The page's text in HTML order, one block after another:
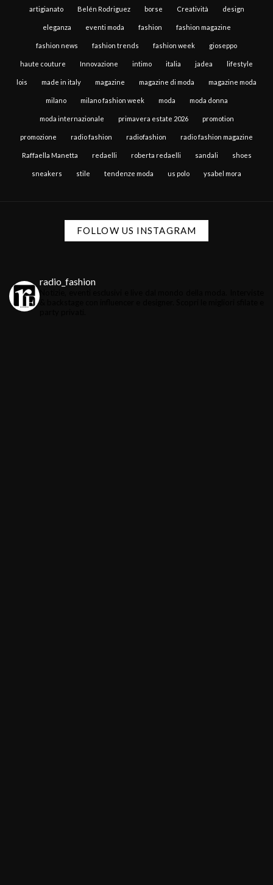
artigianato Belén Rodriguez borse Creatività design
eleganza eventi moda fashion fashion magazine
fashion news fashion trends fashion week gioseppo
haute couture Innovazione intimo italia jadea lifestyle
lois made in italy magazine magazine di moda magazine moda
milano milano fashion week moda moda donna
moda internazionale primavera estate 2026 promotion
promozione radio fashion radiofashion radio fashion magazine
Raffaella Manetta redaelli roberta redaelli sandali shoes
sneakers stile tendenze moda us polo ysabel mora
FOLLOW US INSTAGRAM
radio_fashion